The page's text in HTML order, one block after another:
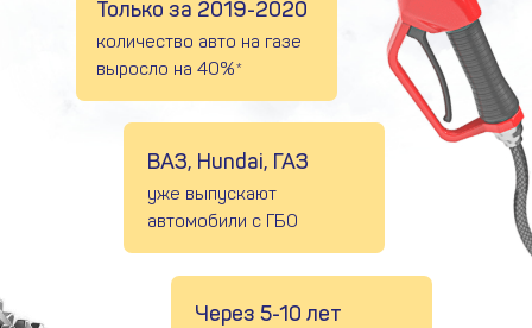
Только за 2019-2020
количество авто на газе
выросло на 40%*
ВАЗ, Hundai, ГАЗ
уже выпускают
автомобили с ГБО
Через 5-10 лет